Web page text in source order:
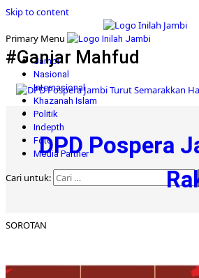
Skip to content
Primary Menu
Jambi
Nasional
Internasional
Khazanah Islam
Politik
Indepth
Foto
Media Partner
Cari untuk:
#Ganjar Mahfud
DPD Pospera
SOROTAN